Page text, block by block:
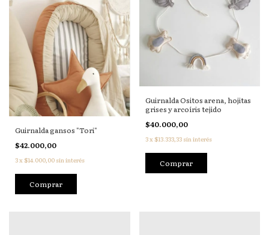
Guirnalda gansos "Tori"
$42.000,00
3x$14.000,00 sin interés
Guirnalda Ositos arena, hojitas
grises y arcoíris tejido
$40.000,00
3x$13.333,33 sin interés